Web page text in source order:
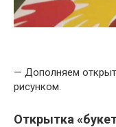
— Дополняем
рисунком.
Открытка